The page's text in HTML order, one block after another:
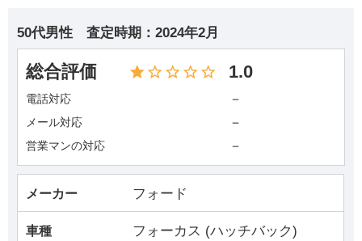
50代男性 査定時期： 2024年2月
総合評価 1.0
電話対応 －
メール対応 －
営業マンの対応 －
メーカー フォード
車種 フォーカス (ハッチバック)